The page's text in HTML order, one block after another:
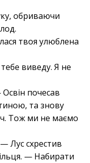
обриваючи
твоя улюблена
виведу. Я не
почесав
та знову
Тож ми не маємо
Лус схрестив
— Набирати